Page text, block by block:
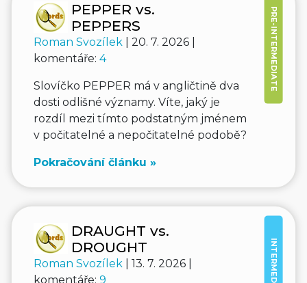
PRE-INTERMEDIATE
PEPPER vs.
PEPPERS
Roman Svozílek
| 20. 7. 2026 |
komentáře: 4
Slovíčko PEPPER má v angličtině dva
dosti odlišné významy. Víte, jaký je
rozdíl mezi tímto podstatným jménem
v počitatelné a nepočitatelné podobě?
Pokračování článku »
DRAUGHT vs.
DROUGHT
Roman Svozílek
| 13. 7. 2026 |
komentáře: 9